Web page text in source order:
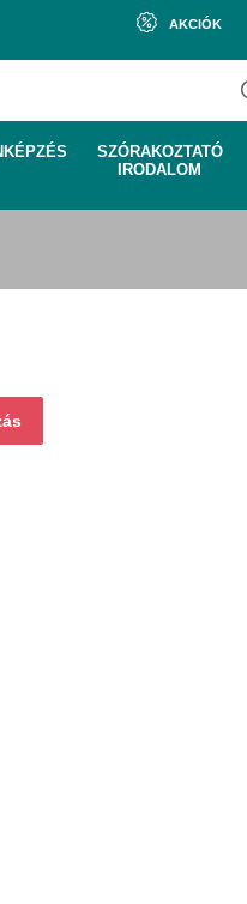
AKCIÓK
SZÓRAKOZTATÓ
IRODALOM